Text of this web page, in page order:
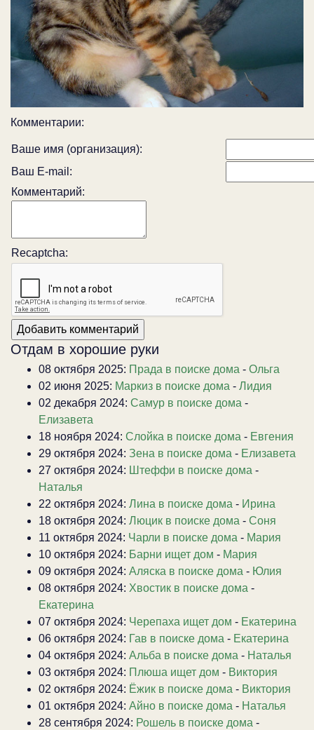
Комментарии:
Ваше имя (организация):
Ваш E-mail:
Комментарий:
Recaptcha:
Отдам в хорошие руки
08 октября 2025: Прада в поиске дома - Ольга
02 июня 2025: Маркиз в поиске дома - Лидия
02 декабря 2024: Самур в поиске дома -
Елизавета
18 ноября 2024: Слойка в поиске дома - Евгения
29 октября 2024: Зена в поиске дома - Елизавета
27 октября 2024: Штеффи в поиске дома -
Наталья
22 октября 2024: Лина в поиске дома - Ирина
18 октября 2024: Люцик в поиске дома - Соня
11 октября 2024: Чарли в поиске дома - Мария
10 октября 2024: Барни ищет дом - Мария
09 октября 2024: Аляска в поиске дома - Юлия
08 октября 2024: Хвостик в поиске дома -
Екатерина
07 октября 2024: Черепаха ищет дом - Екатерина
06 октября 2024: Гав в поиске дома - Екатерина
04 октября 2024: Альба в поиске дома - Наталья
03 октября 2024: Плюша ищет дом - Виктория
02 октября 2024: Ёжик в поиске дома - Виктория
01 октября 2024: Айно в поиске дома - Наталья
28 сентября 2024: Рошель в поиске дома -